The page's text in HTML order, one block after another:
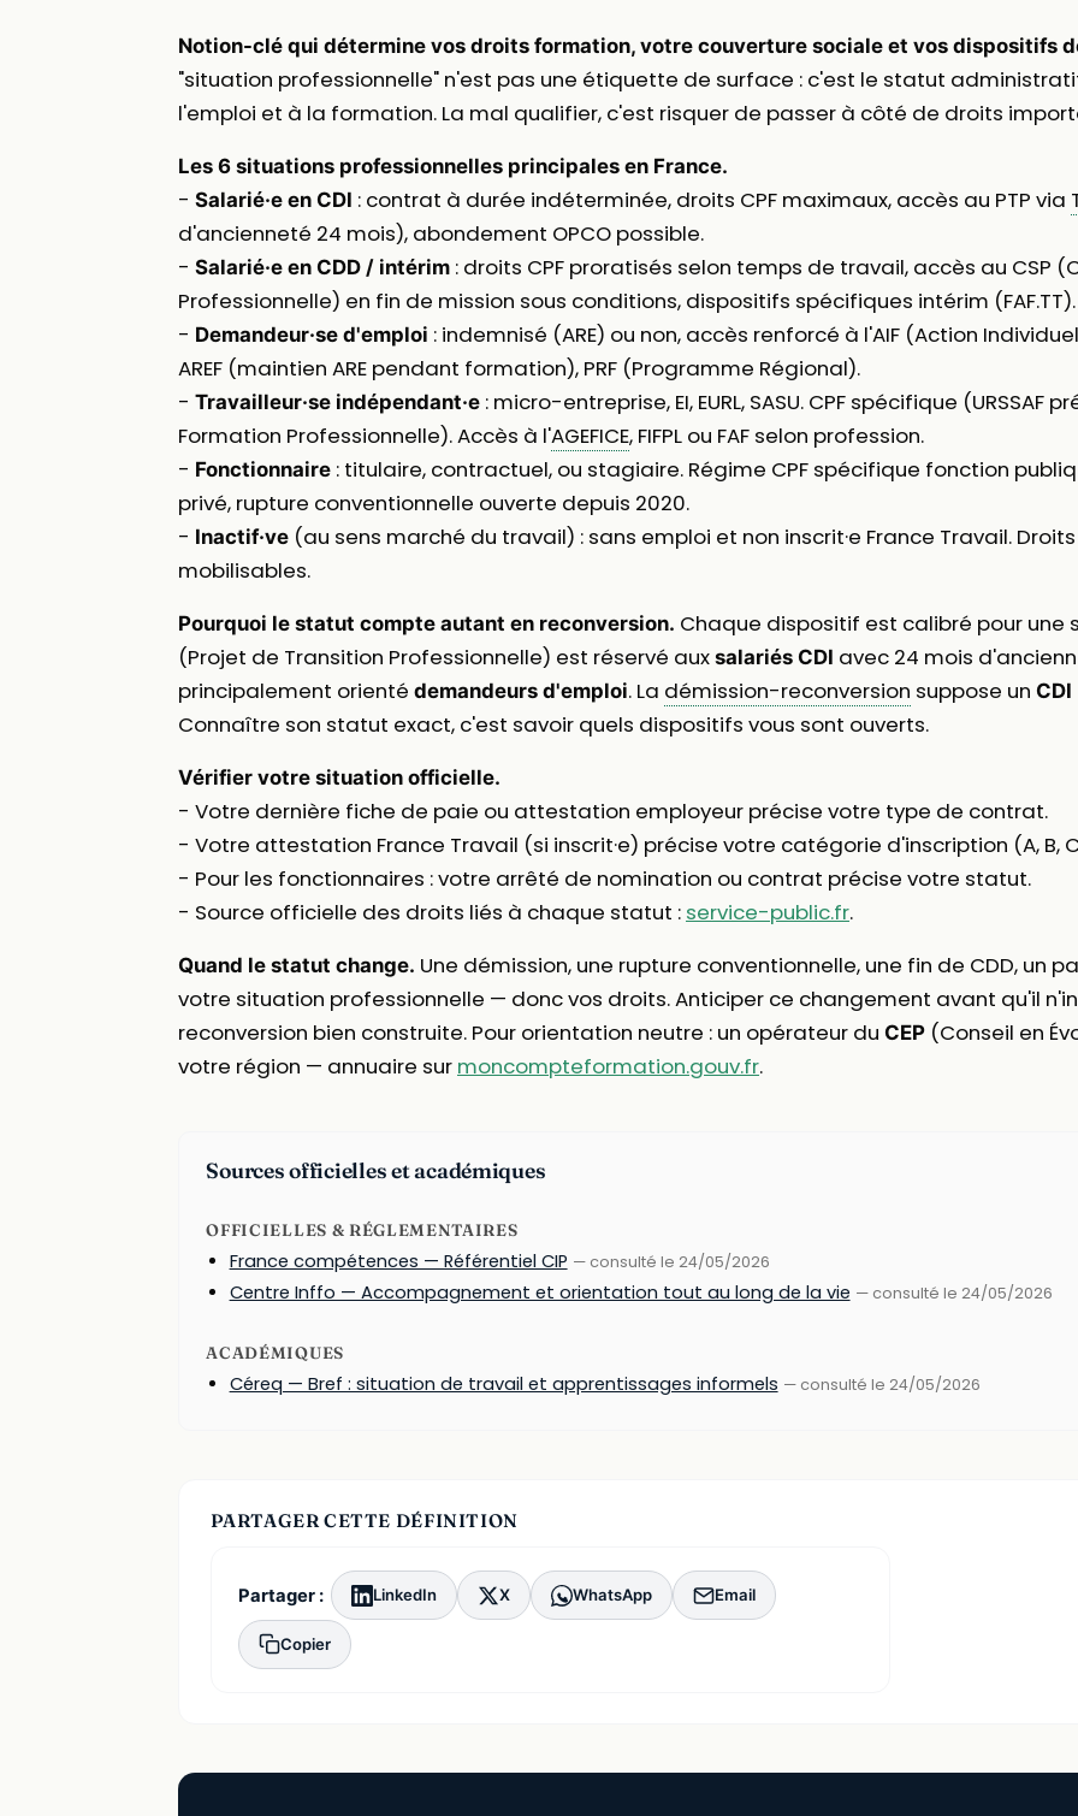
Notion-clé qui détermine vos droits formation, votre couverture sociale et vos dispositifs
"situation professionnelle" n'est pas une étiquette de surface : c'est le statut
l'emploi et à la formation. La mal qualifier, c'est risquer de passer à côté de droits
Les 6 situations professionnelles principales en France.
- Salarié·e en CDI : contrat à durée indéterminée, droits CPF maximaux, accès au PTP via
d'ancienneté 24 mois), abondement OPCO possible.
- Salarié·e en CDD / intérim : droits CPF proratisés selon temps de travail, accès au CSP
Professionnelle) en fin de mission sous conditions, dispositifs spécifiques intérim (FAF.TT).
- Demandeur·se d'emploi : indemnisé (ARE) ou non, accès renforcé à l'AIF (Action
AREF (maintien ARE pendant formation), PRF (Programme Régional).
- Travailleur·se indépendant·e : micro-entreprise, EI, EURL, SASU. CPF spécifique
Formation Professionnelle). Accès à l'AGEFICE, FIFPL ou FAF selon profession.
- Fonctionnaire : titulaire, contractuel, ou stagiaire. Régime CPF spécifique fonction
privé, rupture conventionnelle ouverte depuis 2020.
- Inactif·ve (au sens marché du travail) : sans emploi et non inscrit·e France Travail.
mobilisables.
Pourquoi le statut compte autant en reconversion. Chaque dispositif est calibré pour une
(Projet de Transition Professionnelle) est réservé aux salariés CDI avec 24 mois
principalement orienté demandeurs d'emploi. La démission-reconversion suppose un CDI
Connaître son statut exact, c'est savoir quels dispositifs vous sont ouverts.
Vérifier votre situation officielle.
- Votre dernière fiche de paie ou attestation employeur précise votre type de contrat.
- Votre attestation France Travail (si inscrit·e) précise votre catégorie d'inscription (A, B, C,
- Pour les fonctionnaires : votre arrêté de nomination ou contrat précise votre statut.
- Source officielle des droits liés à chaque statut : service-public.fr.
Quand le statut change. Une démission, une rupture conventionnelle, une fin de CDD,
votre situation professionnelle — donc vos droits. Anticiper ce changement avant qu'il
reconversion bien construite. Pour orientation neutre : un opérateur du CEP (Conseil en
votre région — annuaire sur moncompteformation.gouv.fr.
Sources officielles et académiques
OFFICIELLES & RÉGLEMENTAIRES
France compétences — Référentiel CIP — consulté le 24/05/2026
Centre Inffo — Accompagnement et orientation tout au long de la vie — consulté le 24/05/2026
ACADÉMIQUES
Céreq — Bref : situation de travail et apprentissages informels — consulté le 24/05/2026
PARTAGER CETTE DÉFINITION
Partager : LinkedIn X WhatsApp Email
Copier